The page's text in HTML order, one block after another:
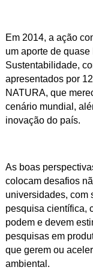
Em 2014, a ação
um aporte de
Sustentabilidade,
apresentados por
NATURA, que
cenário mundial,
inovação do país.
As boas
colocam desafios
universidades, com
pesquisa científica,
podem e devem
pesquisas em
que gerem ou
ambiental.